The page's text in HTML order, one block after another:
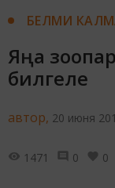
БЕЛМИ
Яңа
билгеле
автор, 20 июня
1471 0 0